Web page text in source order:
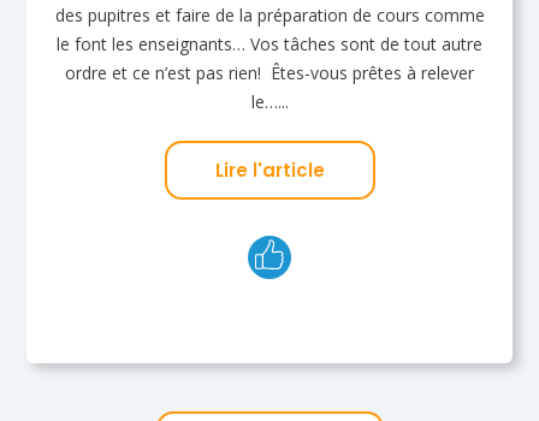
des pupitres et faire de la préparation de cours comme
le font les enseignants… Vos tâches sont de tout autre
ordre et ce n’est pas rien! Êtes-vous prêtes à relever
le…...
Lire l'article